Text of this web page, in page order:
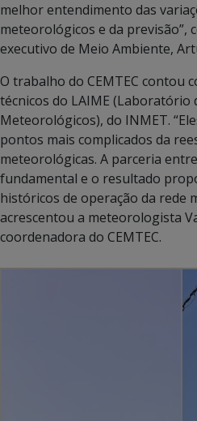
melhor entendimento das
meteorológicos e da previsão”,
executivo de Meio Ambiente,
O trabalho do CEMTEC contou
técnicos do LAIME
Meteorológicos), do INMET.
pontos mais complicados da
meteorológicas. A parceria
fundamental e o resultado
históricos de operação da rede
acrescentou a meteorologista
coordenadora do CEMTEC.